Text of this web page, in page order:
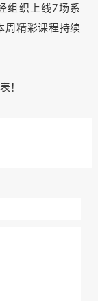
组织上线7场系
周精彩课程持续
！